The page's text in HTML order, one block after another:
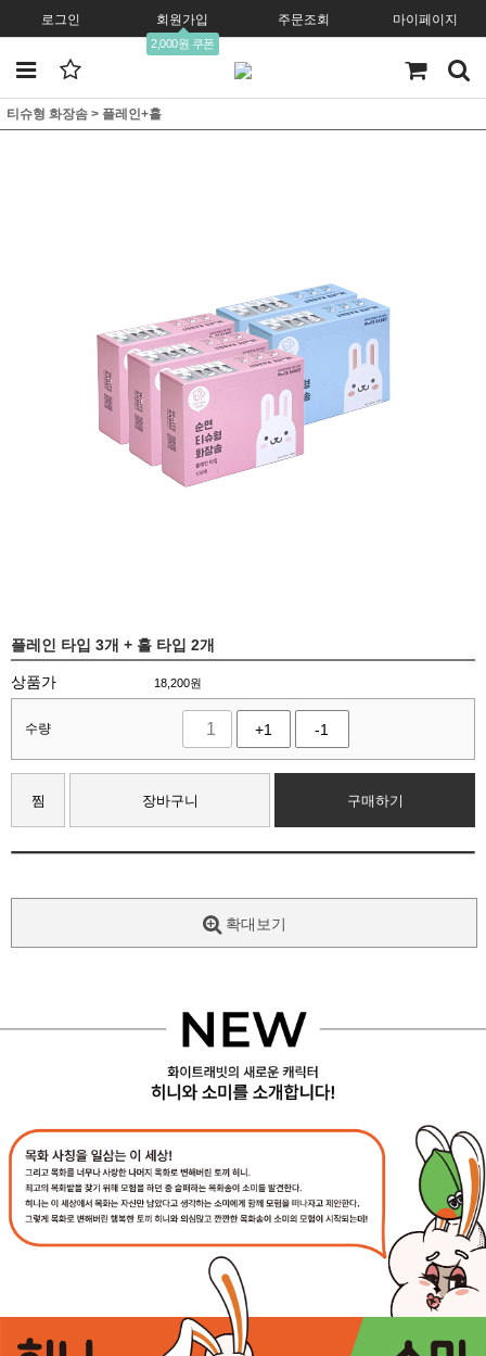
로그인 회원가입
2,000원 쿠폰
주문조회 마이페이지
티슈형 화장솜 > 플레인+홀
플레인 타입 3개 + 홀 타입 2개
상품가 18,200원
수량 +1 -1
찜 장바구니 구매하기
확대보기